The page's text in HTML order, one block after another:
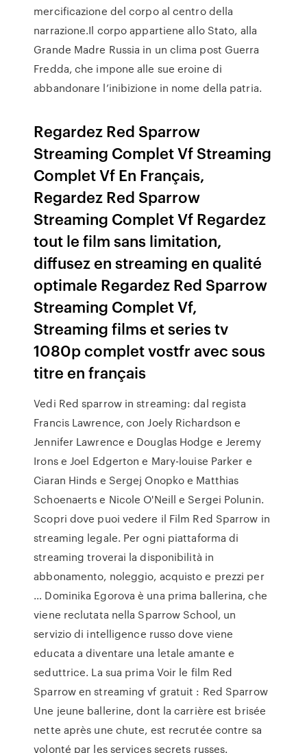
mercificazione del corpo al centro della
narrazione.Il corpo appartiene allo Stato, alla
Grande Madre Russia in un clima post Guerra
Fredda, che impone alle sue eroine di
abbandonare l’inibizione in nome della patria.
Regardez Red Sparrow
Streaming Complet Vf Streaming
Complet Vf En Français,
Regardez Red Sparrow
Streaming Complet Vf Regardez
tout le film sans limitation,
diffusez en streaming en qualité
optimale Regardez Red Sparrow
Streaming Complet Vf,
Streaming films et series tv
1080p complet vostfr avec sous
titre en français
Vedi Red sparrow in streaming: dal regista
Francis Lawrence, con Joely Richardson e
Jennifer Lawrence e Douglas Hodge e Jeremy
Irons e Joel Edgerton e Mary-louise Parker e
Ciaran Hinds e Sergej Onopko e Matthias
Schoenaerts e Nicole O'Neill e Sergei Polunin.
Scopri dove puoi vedere il Film Red Sparrow in
streaming legale. Per ogni piattaforma di
streaming troverai la disponibilità in
abbonamento, noleggio, acquisto e prezzi per
… Dominika Egorova è una prima ballerina, che
viene reclutata nella Sparrow School, un
servizio di intelligence russo dove viene
educata a diventare una letale amante e
seduttrice. La sua prima Voir le film Red
Sparrow en streaming vf gratuit : Red Sparrow
Une jeune ballerine, dont la carrière est brisée
nette après une chute, est recrutée contre sa
volonté par les services secrets russes.